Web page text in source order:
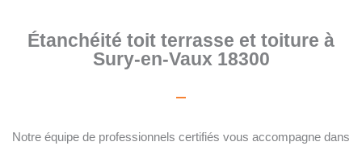
Étanchéité toit terrasse et toiture à
Sury-en-Vaux 18300
Notre équipe de professionnels certifiés vous accompagne dans